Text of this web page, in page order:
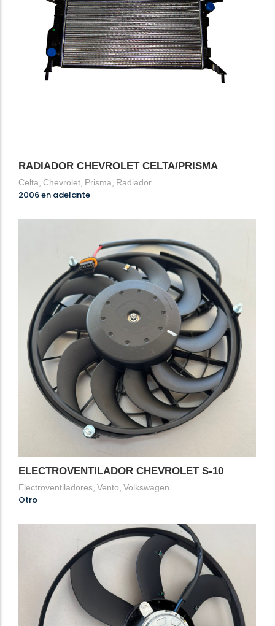
RADIADOR CHEVROLET CELTA/PRISMA
Celta, Chevrolet, Prisma, Radiador
2006 en adelante
ELECTROVENTILADOR CHEVROLET S-10
Electroventiladores, Vento, Volkswagen
Otro